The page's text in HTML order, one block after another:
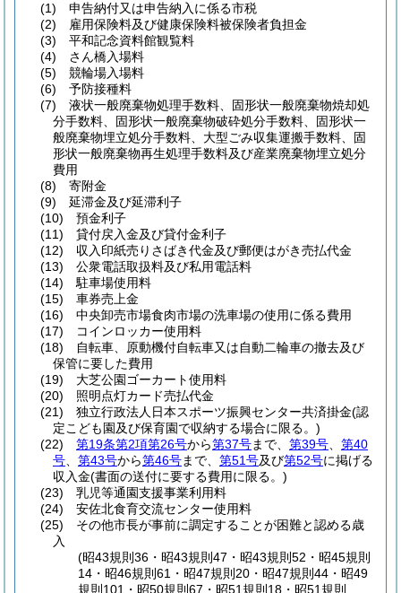
(1)
申告納付又は申告納入に係る市税
(2)
雇用保険料及び健康保険料被保険者負担金
(3)
平和記念資料館観覧料
(4)
さん橋入場料
(5)
競輪場入場料
(6)
予防接種料
(7)
液状一般廃棄物処理手数料、固形状一般廃棄物焼却処
分手数料、固形状一般廃棄物破砕処分手数料、固形状一
般廃棄物埋立処分手数料、大型ごみ収集運搬手数料、固
形状一般廃棄物再生処理手数料及び産業廃棄物埋立処分
費用
(8)
寄附金
(9)
延滞金及び延滞利子
(10)
預金利子
(11)
貸付戻入金及び貸付金利子
(12)
収入印紙売りさばき代金及び郵便はがき売払代金
(13)
公衆電話取扱料及び私用電話料
(14)
駐車場使用料
(15)
車券売上金
(16)
中央卸売市場食肉市場の洗車場の使用に係る費用
(17)
コインロッカー使用料
(18)
自転車、原動機付自転車又は自動二輪車の撤去及び
保管に要した費用
(19)
大芝公園ゴーカート使用料
(20)
照明点灯カード売払代金
(21)
独立行政法人日本スポーツ振興センター共済掛金(認
定こども園及び保育園で収納する場合に限る。)
(22)
第19条第2項第26号から第37号まで、 第39号
第40
号
第43号から第46号まで、 第51号及び第52号に掲げる
収入金(書面の送付に要する費用に限る。)
(23)
乳児等通園支援事業利用料
(24)
安佐北食育交流センター使用料
(25)
その他市長が事前に調定することが困難と認める歳
入
(昭43規則36・昭43規則47・昭43規則52・昭45規則
14・昭46規則61・昭47規則20・昭47規則44・昭49
規則101・昭50規則67・昭51規則18・昭51規則